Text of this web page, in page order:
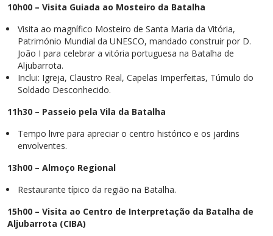
10h00 – Visita Guiada ao Mosteiro da Batalha
Visita ao magnífico Mosteiro de Santa Maria da Vitória,
Património Mundial da UNESCO, mandado construir por D.
João I para celebrar a vitória portuguesa na Batalha de
Aljubarrota.
Inclui: Igreja, Claustro Real, Capelas Imperfeitas, Túmulo do
Soldado Desconhecido.
11h30 – Passeio pela Vila da Batalha
Tempo livre para apreciar o centro histórico e os jardins
envolventes.
13h00 – Almoço Regional
Restaurante típico da região na Batalha.
15h00 – Visita ao Centro de Interpretação da Batalha de
Aljubarrota (CIBA)